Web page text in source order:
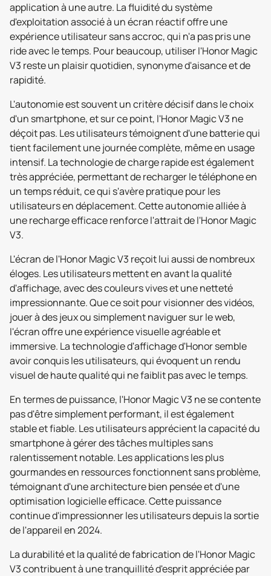
application à une autre. La fluidité du système
d'exploitation associé à un écran réactif offre une
expérience utilisateur sans accroc, qui n'a pas pris une
ride avec le temps. Pour beaucoup, utiliser l'Honor Magic
V3 reste un plaisir quotidien, synonyme d'aisance et de
rapidité.
L'autonomie est souvent un critère décisif dans le choix
d'un smartphone, et sur ce point, l'Honor Magic V3 ne
déçoit pas. Les utilisateurs témoignent d'une batterie qui
tient facilement une journée complète, même en usage
intensif. La technologie de charge rapide est également
très appréciée, permettant de recharger le téléphone en
un temps réduit, ce qui s'avère pratique pour les
utilisateurs en déplacement. Cette autonomie alliée à
une recharge efficace renforce l'attrait de l'Honor Magic
V3.
L'écran de l'Honor Magic V3 reçoit lui aussi de nombreux
éloges. Les utilisateurs mettent en avant la qualité
d'affichage, avec des couleurs vives et une netteté
impressionnante. Que ce soit pour visionner des vidéos,
jouer à des jeux ou simplement naviguer sur le web,
l'écran offre une expérience visuelle agréable et
immersive. La technologie d'affichage d'Honor semble
avoir conquis les utilisateurs, qui évoquent un rendu
visuel de haute qualité qui ne faiblit pas avec le temps.
En termes de puissance, l'Honor Magic V3 ne se contente
pas d'être simplement performant, il est également
stable et fiable. Les utilisateurs apprécient la capacité du
smartphone à gérer des tâches multiples sans
ralentissement notable. Les applications les plus
gourmandes en ressources fonctionnent sans problème,
témoignant d'une architecture bien pensée et d'une
optimisation logicielle efficace. Cette puissance
continue d'impressionner les utilisateurs depuis la sortie
de l'appareil en 2024.
La durabilité et la qualité de fabrication de l'Honor Magic
V3 contribuent à une tranquillité d'esprit appréciée par